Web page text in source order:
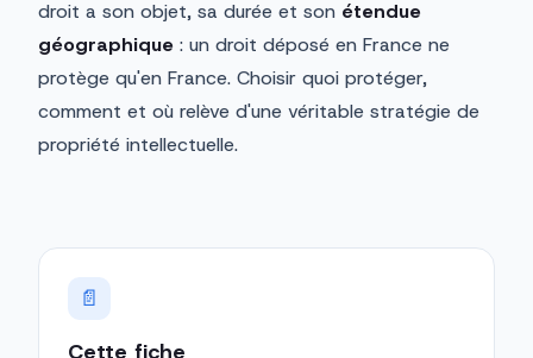
droit a son objet, sa durée et son étendue
géographique : un droit déposé en France ne
protège qu'en France. Choisir quoi protéger,
comment et où relève d'une véritable stratégie de
propriété intellectuelle.
📄
Cette fiche